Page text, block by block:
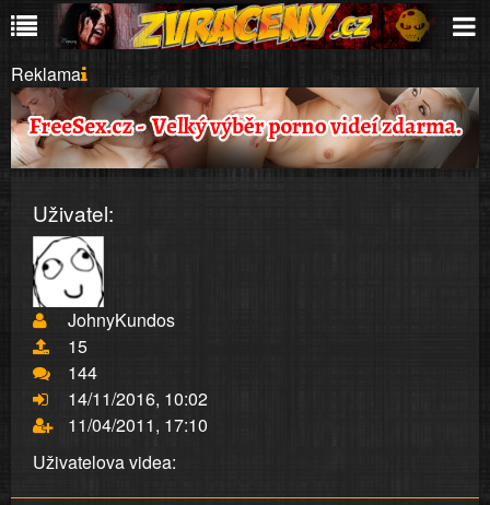
Reklama
Uživatel:
JohnyKundos
15
144
14/11/2016, 10:02
11/04/2011, 17:10
Uživatelova videa: